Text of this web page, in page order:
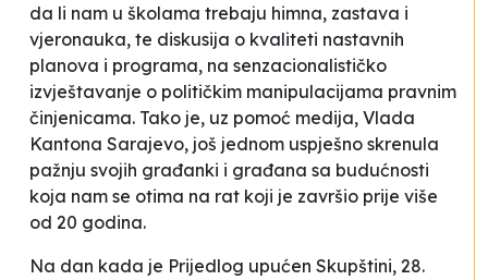
da li nam u školama trebaju himna, zastava i
vjeronauka, te diskusija o kvaliteti nastavnih
planova i programa, na senzacionalističko
izvještavanje o političkim manipulacijama pravnim
činjenicama. Tako je, uz pomoć medija, Vlada
Kantona Sarajevo, još jednom uspješno skrenula
pažnju svojih građanki i građana sa budućnosti
koja nam se otima na rat koji je završio prije više
od 20 godina.
Na dan kada je Prijedlog upućen Skupštini, 28.